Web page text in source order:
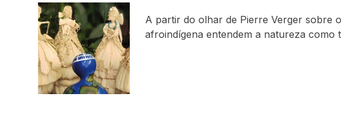
A partir do olhar de Pierre Verger sobre
afroindígena entendem a natureza como